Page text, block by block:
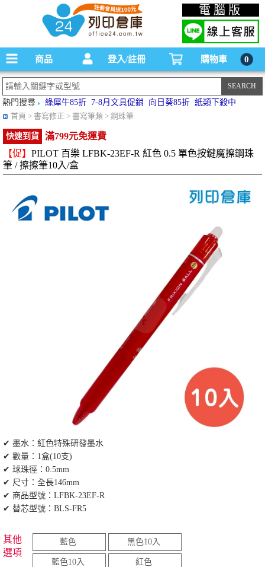
碳粉匣，墨水匣,原廠碳粉匣，副廠碳粉匣，環保碳粉匣,連續供墨印表機-office24列印
倉庫線上購物手機版
電腦版
商品 登入/註冊 購物車 0
熱門搜尋 綠犀牛85折 7-8月文具促銷 向日葵85折 紙類下殺中
首頁 > 書寫修正 > 書寫筆類 > 鋼珠筆
快速到貨
滿799元免運費
【促】 PILOT 百樂 LFBK-23EF-R 紅色 0.5 單色按鍵魔擦鋼珠
筆 / 擦擦筆10入/盒
✔ 墨水：紅色特殊研發墨水
✔ 數量：1盒(10支)
✔ 球珠徑：0.5mm
✔ 尺寸：全長146mm
✔ 商品型號：LFBK-23EF-R
✔ 替芯型號：BLS-FR5
其他
選項
藍色 黑色10入
藍色10入 紅色